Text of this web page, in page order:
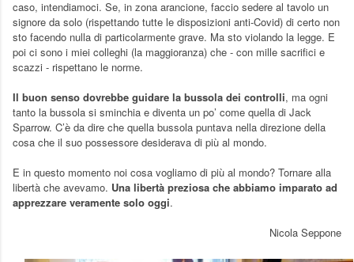
caso, intendiamoci. Se, in zona arancione, faccio sedere al tavolo un
signore da solo (rispettando tutte le disposizioni anti-Covid) di certo non
sto facendo nulla di particolarmente grave. Ma sto violando la legge. E
poi ci sono i miei colleghi (la maggioranza) che - con mille sacrifici e
scazzi - rispettano le norme.
Il buon senso dovrebbe guidare la bussola dei controlli, ma ogni
tanto la bussola si sminchia e diventa un po’ come quella di Jack
Sparrow. C’è da dire che quella bussola puntava nella direzione della
cosa che il suo possessore desiderava di più al mondo.
E in questo momento noi cosa vogliamo di più al mondo? Tornare alla
libertà che avevamo. Una libertà preziosa che abbiamo imparato ad
apprezzare veramente solo oggi.
Nicola Seppone